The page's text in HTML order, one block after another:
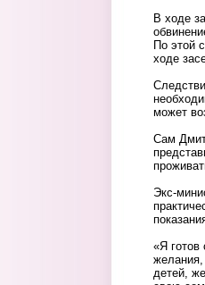
В ходе
По этой
ходе
может
Сам
Экс-
«Я готов
желания,
детей,